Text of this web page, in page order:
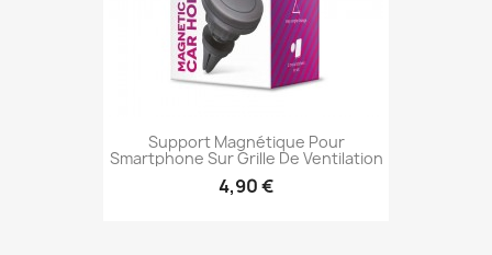
Support Magnétique Pour
Smartphone Sur Grille De Ventilation
4,90 €